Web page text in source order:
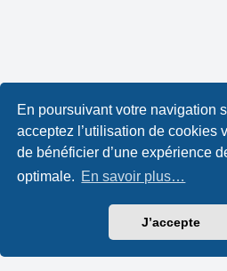
En poursuivant votre navigation
acceptez l’utilisation de cookies
de bénéficier d’une expérience
optimale. En savoir plus…
J’accepte